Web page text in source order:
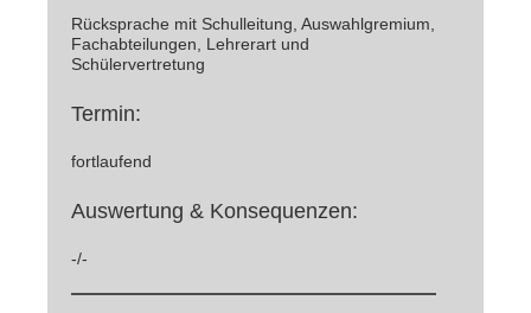
Rücksprache mit Schulleitung, Auswahlgremium,
Fachabteilungen, Lehrerart und
Schülervertretung
Termin:
fortlaufend
Auswertung & Konsequenzen:
-/-